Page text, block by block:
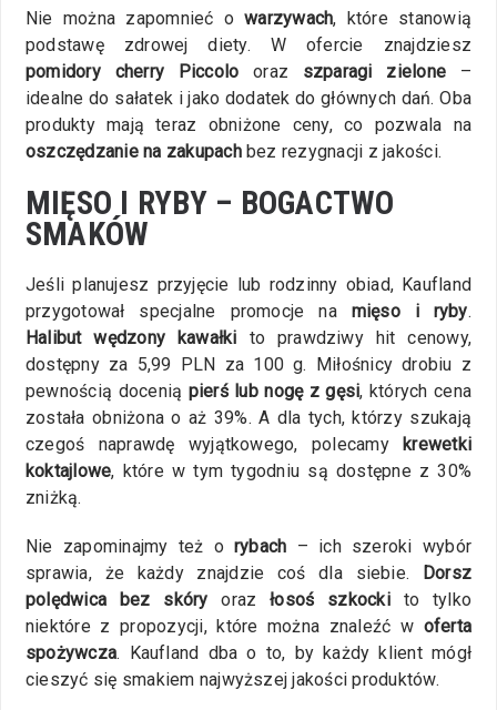
Nie można zapomnieć owarzywach, które stanowią
podstawę zdrowej diety. W ofercie znajdziesz
pomidory cherry Piccolo oraz szparagi zielone –
idealne do sałatek i jako dodatek do głównych dań. Oba
produkty mają teraz obniżone ceny, co pozwala na
oszczędzanie na zakupachbez rezygnacji z jakości.
MIĘSO I RYBY – BOGACTWO
SMAKÓW
Jeśli planujesz przyjęcie lub rodzinny obiad, Kaufland
przygotował specjalne promocje na mięso i ryby.
Halibut wędzony kawałki to prawdziwy hit cenowy,
dostępny za 5,99 PLN za 100 g. Miłośnicy drobiu z
pewnością docenią pierś lub nogę z gęsi, których cena
została obniżona o aż 39%. A dla tych, którzy szukają
czegoś naprawdę wyjątkowego, polecamy krewetki
koktajlowe, które w tym tygodniu są dostępne z 30%
zniżką.
Nie zapominajmy też orybach – ich szeroki wybór
sprawia, że każdy znajdzie coś dla siebie.
Dorsz
polędwica bez skóry orazłosoś szkockito tylko
niektóre z propozycji, które można znaleźć w oferta
spożywcza. Kaufland dba o to, by każdy klient mógł
cieszyć się smakiem najwyższej jakości produktów.